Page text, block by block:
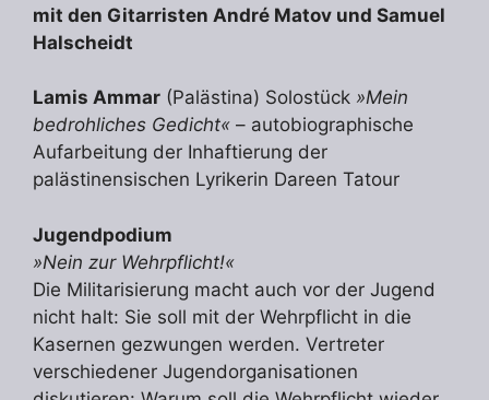
mit den Gitarristen André Matov und Samuel
Halscheidt
Lamis Ammar (Palästina) Solostück »Mein
bedrohliches Gedicht« – autobiographische
Aufarbeitung der Inhaftierung der
palästinensischen Lyrikerin Dareen Tatour
Jugendpodium
»Nein zur Wehrpflicht!«
Die Militarisierung macht auch vor der Jugend
nicht halt: Sie soll mit der Wehrpflicht in die
Kasernen gezwungen werden. Vertreter
verschiedener Jugendorganisationen